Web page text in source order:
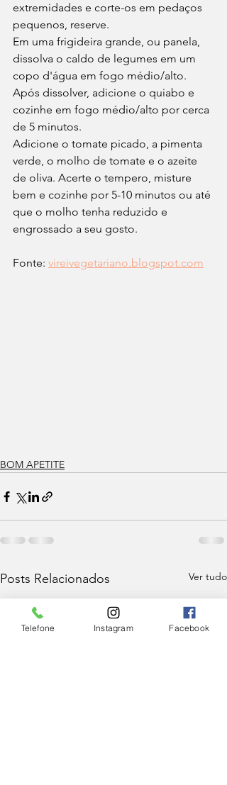
extremidades e corte-os em pedaços
pequenos, reserve.
Em uma frigideira grande, ou panela,
dissolva o caldo de legumes em um
copo d'água em fogo médio/alto.
Após dissolver, adicione o quiabo e
cozinhe em fogo médio/alto por cerca
de 5 minutos.
Adicione o tomate picado, a pimenta
verde, o molho de tomate e o azeite
de oliva. Acerte o tempero, misture
bem e cozinhe por 5-10 minutos ou até
que o molho tenha reduzido e
engrossado a seu gosto.
Fonte: vireivegetariano.blogspot.com
BOM APETITE
Posts Relacionados Ver tudo
Telefone Instagram Facebook